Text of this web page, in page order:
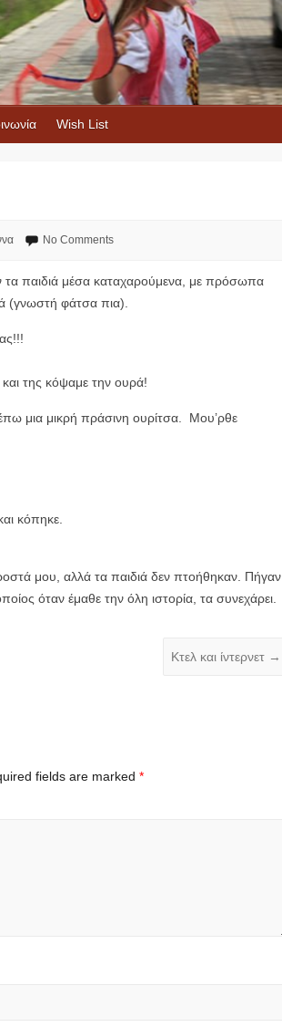
Wish List
No Comments
τα παιδιά μέσα καταχαρούμενα, με πρόσωπα
(γνωστή φάτσα πια).
της κόψαμε την ουρά!
μια μικρή πράσινη ουρίτσα. Μου’ρθε
κόπηκε.
μου, αλλά τα παιδιά δεν πτοήθηκαν. Πήγαν
όταν έμαθε την όλη ιστορία, τα συνεχάρει.
Κτελ και ίντερνετ →
fields are marked*